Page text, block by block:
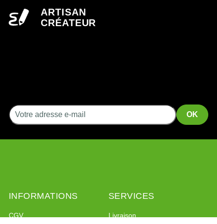
ARTISAN
CRÉATEUR
INFORMATIONS
CGV
SERVICES
Livraison